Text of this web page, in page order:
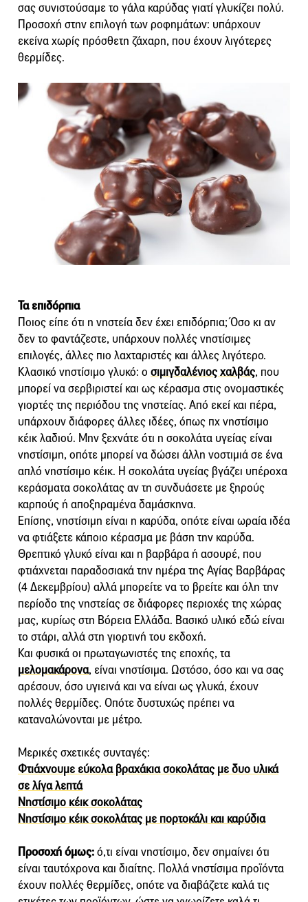
σας συνιστούσαμε το γάλα καρύδας γιατί γλυκίζει πολύ.
Προσοχή στην επιλογή των ροφημάτων: υπάρχουν
εκείνα χωρίς πρόσθετη ζάχαρη, που έχουν λιγότερες
θερμίδες.
Τα επιδόρπια
Ποιος είπε ότι η νηστεία δεν έχει επιδόρπια; Όσο κι αν
δεν το φαντάζεστε, υπάρχουν πολλές νηστίσιμες
επιλογές, άλλες πιο λαχταριστές και άλλες λιγότερο.
Κλασικό νηστίσιμο γλυκό: ο σιμιγδαλένιος χαλβάς, που
μπορεί να σερβιριστεί και ως κέρασμα στις ονομαστικές
γιορτές της περιόδου της νηστείας. Από εκεί και πέρα,
υπάρχουν διάφορες άλλες ιδέες, όπως πχ νηστίσιμο
κέικ λαδιού. Μην ξεχνάτε ότι η σοκολάτα υγείας είναι
νηστίσιμη, οπότε μπορεί να δώσει άλλη νοστιμιά σε ένα
απλό νηστίσιμο κέικ. Η σοκολάτα υγείας βγάζει υπέροχα
κεράσματα σοκολάτας αν τη συνδυάσετε με ξηρούς
καρπούς ή αποξηραμένα δαμάσκηνα.
Επίσης, νηστίσιμη είναι η καρύδα, οπότε είναι ωραία ιδέα
να φτιάξετε κάποιο κέρασμα με βάση την καρύδα.
Θρεπτικό γλυκό είναι και η βαρβάρα ή ασουρέ, που
φτιάχνεται παραδοσιακά την ημέρα της Αγίας Βαρβάρας
(4 Δεκεμβρίου) αλλά μπορείτε να το βρείτε και όλη την
περίοδο της νηστείας σε διάφορες περιοχές της χώρας
μας, κυρίως στη Βόρεια Ελλάδα. Βασικό υλικό εδώ είναι
το στάρι, αλλά στη γιορτινή του εκδοχή.
Και φυσικά οι πρωταγωνιστές της εποχής, τα
μελομακάρονα, είναι νηστίσιμα. Ωστόσο, όσο και να σας
αρέσουν, όσο υγιεινά και να είναι ως γλυκά, έχουν
πολλές θερμίδες. Οπότε δυστυχώς πρέπει να
καταναλώνονται με μέτρο.
Μερικές σχετικές συνταγές:
Φτιάχνουμε εύκολα βραχάκια σοκολάτας με δυο υλικά
σε λίγα λεπτά
Νηστίσιμο κέικ σοκολάτας
Νηστίσιμο κέικ σοκολάτας με πορτοκάλι και καρύδια
Προσοχή όμως:ό,τι είναι νηστίσιμο, δεν σημαίνει ότι
είναι ταυτόχρονα και διαίτης. Πολλά νηστίσιμα προϊόντα
έχουν πολλές θερμίδες, οπότε να διαβάζετε καλά τις